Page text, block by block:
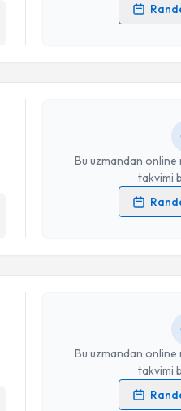
Kişisel verilerimin
Bu uzmandan
takvimi
Randevu Takvimi Talebi
Kişisel verilerimin
Bu uzmandan
takvimi
Randevu Takvimi Talebi